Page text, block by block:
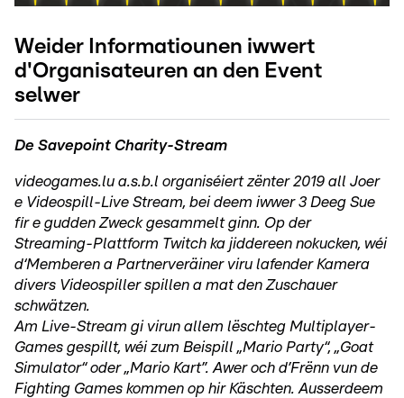
Weider Informatiounen iwwert
d'Organisateuren an den Event
selwer
De Savepoint Charity-Stream
videogames.lu a.s.b.l organiséiert zënter 2019 all Joer
e Videospill-Live Stream, bei deem iwwer 3 Deeg Sue
fir e gudden Zweck gesammelt ginn. Op der
Streaming-Plattform Twitch ka jiddereen nokucken, wéi
d‘Memberen a Partnerveräiner viru lafender Kamera
divers Videospiller spillen a mat den Zuschauer
schwätzen.
Am Live-Stream gi virun allem lëschteg Multiplayer-
Games gespillt, wéi zum Beispill „Mario Party“, „Goat
Simulator“ oder „Mario Kart”. Awer och d’Frënn vun de
Fighting Games kommen op hir Käschten. Ausserdeem